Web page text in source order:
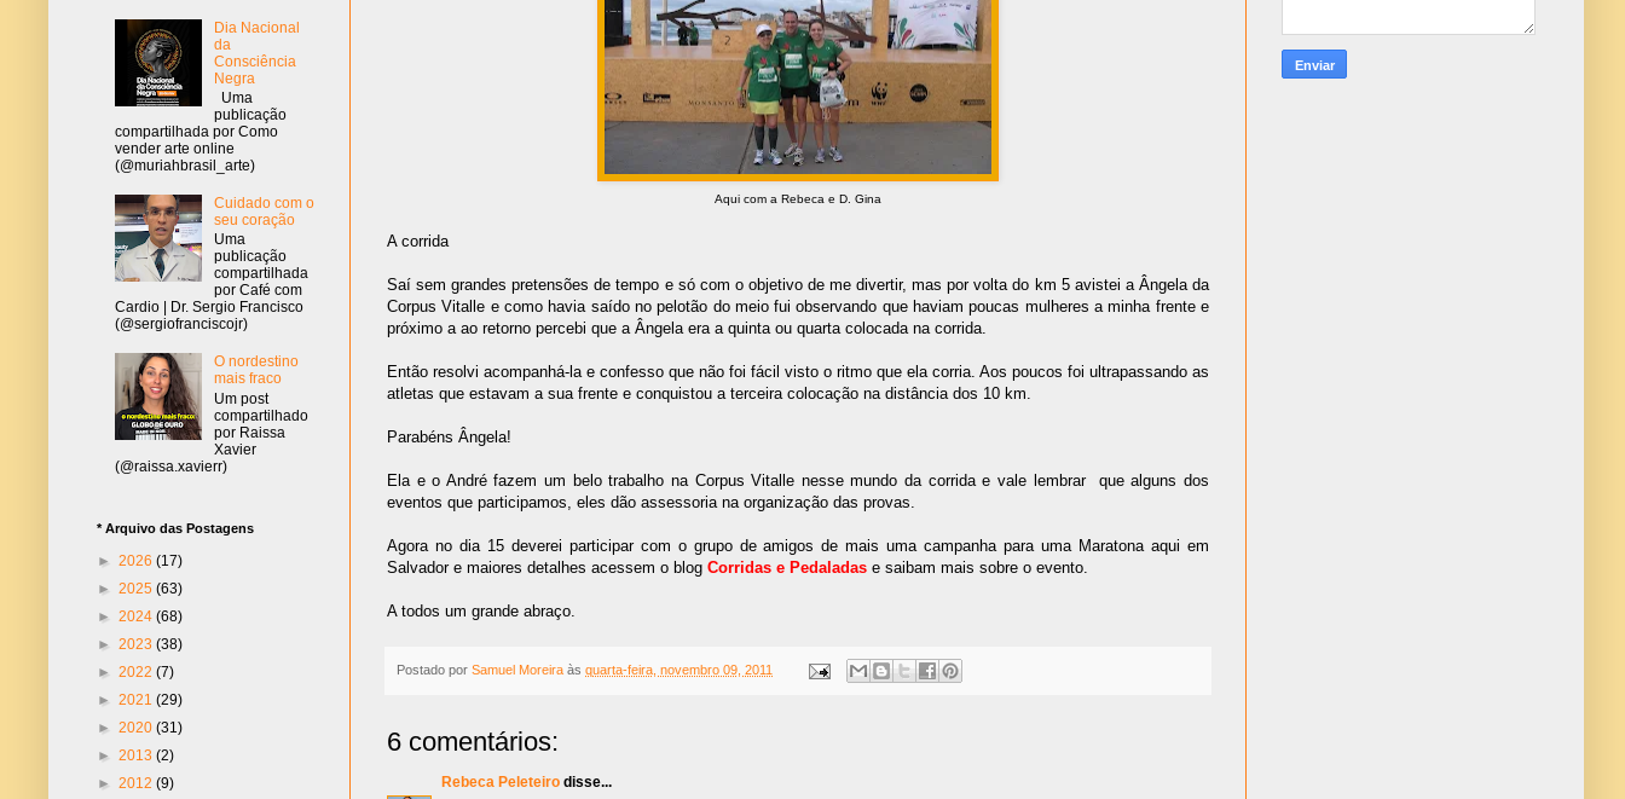
Aqui com a Rebeca e D. Gina
A corrida
Saí sem grandes pretensões de tempo e só com o objetivo de me divertir, mas por volta do km 5 avistei a Ângela da
Corpus Vitalle e como havia saído no pelotão do meio fui observando que haviam poucas mulheres a minha frente e
próximo a ao retorno percebi que a Ângela era a quinta ou quarta colocada na corrida.
Então resolvi acompanhá-la e confesso que não foi fácil visto o ritmo que ela corria. Aos poucos foi ultrapassando as
atletas que estavam a sua frente e conquistou a terceira colocação na distância dos 10 km.
Parabéns Ângela!
Ela e o André fazem um belo trabalho na Corpus Vitalle nesse mundo da corrida e vale lembrar
que alguns dos
eventos que participamos, eles dão assessoria na organização das provas.
Agora no dia 15 deverei participar com o grupo de amigos de mais uma campanha para uma Maratona aqui em
Salvador e maiores detalhes acessem o blog Corridas e Pedaladas e saibam mais sobre o evento.
A todos um grande abraço.
Postado por Samuel Moreira às quarta-feira, novembro 09, 2011
6 comentários:
Rebeca Peleteiro disse...
Dia Nacional
da
Consciência
Negra
Uma
publicação
compartilhada por Como
vender arte online
(@muriahbrasil_arte)
Cuidado com o
seu coração
Uma
publicação
compartilhada
por Café com
Cardio | Dr. Sergio Francisco
(@sergiofranciscojr)
O nordestino
mais fraco
Um post
compartilhado
por Raissa
Xavier
(@raissa.xavierr)
* Arquivo das Postagens
► 2026 (17)
► 2025 (63)
► 2024 (68)
► 2023 (38)
► 2022 (7)
► 2021 (29)
► 2020 (31)
► 2013 (2)
► 2012 (9)